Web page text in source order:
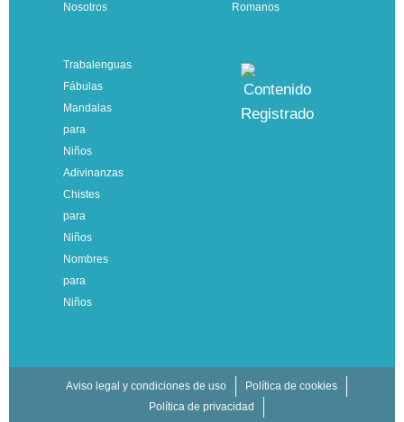
Nosotros
Romanos
Trabalenguas
Fábulas
Mandalas
para
Niños
Adivinanzas
Chistes
para
Niños
Nombres
para
Niños
Aviso legal y condiciones de uso
Política de cookies
Política de privacidad